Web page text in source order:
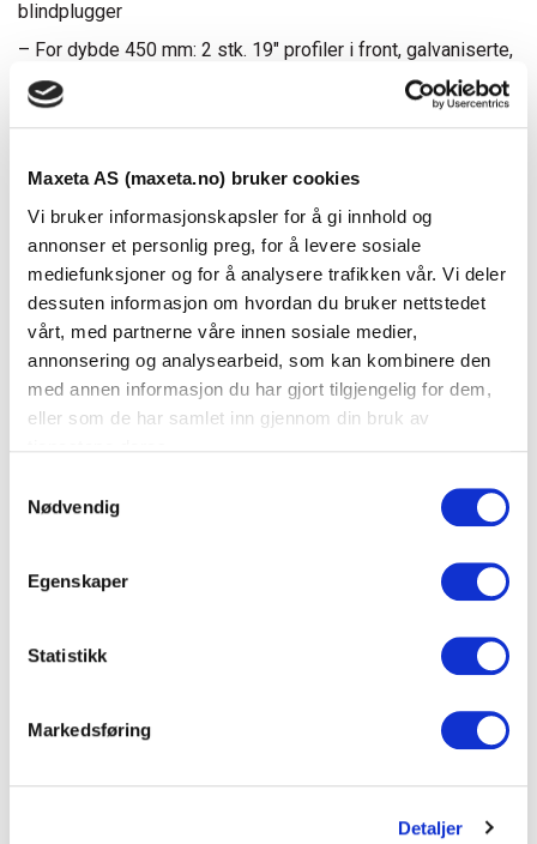
Maxeta AS (maxeta.no) bruker cookies
Vi bruker informasjonskapsler for å gi innhold og
annonser et personlig preg, for å levere sosiale
mediefunksjoner og for å analysere trafikken vår. Vi deler
dessuten informasjon om hvordan du bruker nettstedet
vårt, med partnerne våre innen sosiale medier,
annonsering og analysearbeid, som kan kombinere den
med annen informasjon du har gjort tilgjengelig for dem,
eller som de har samlet inn gjennom din bruk av
Nødvendig
Egenskaper
Statistikk
Markedsføring
Detaljer
blindplugger
– For dybde 450 mm: 2 stk. 19″ profiler i front, galvaniserte,
med høydeenhetsmerking (U)
– For dybde 600 mm: 4 stk. 19″ profiler (2 front, 2 bak),
– Frontdør i stål med forsterkning og 3-punkts stanglås,
låsbar, med mulighet for Systemsylindere DIN 18252 /
EN1303
– Alle innvendige skapdeler er fullstendig jordet
– Maks. belastning: 100 kg
– Farge: RAL 7035, lysegrå
– Vekt: 52 kg